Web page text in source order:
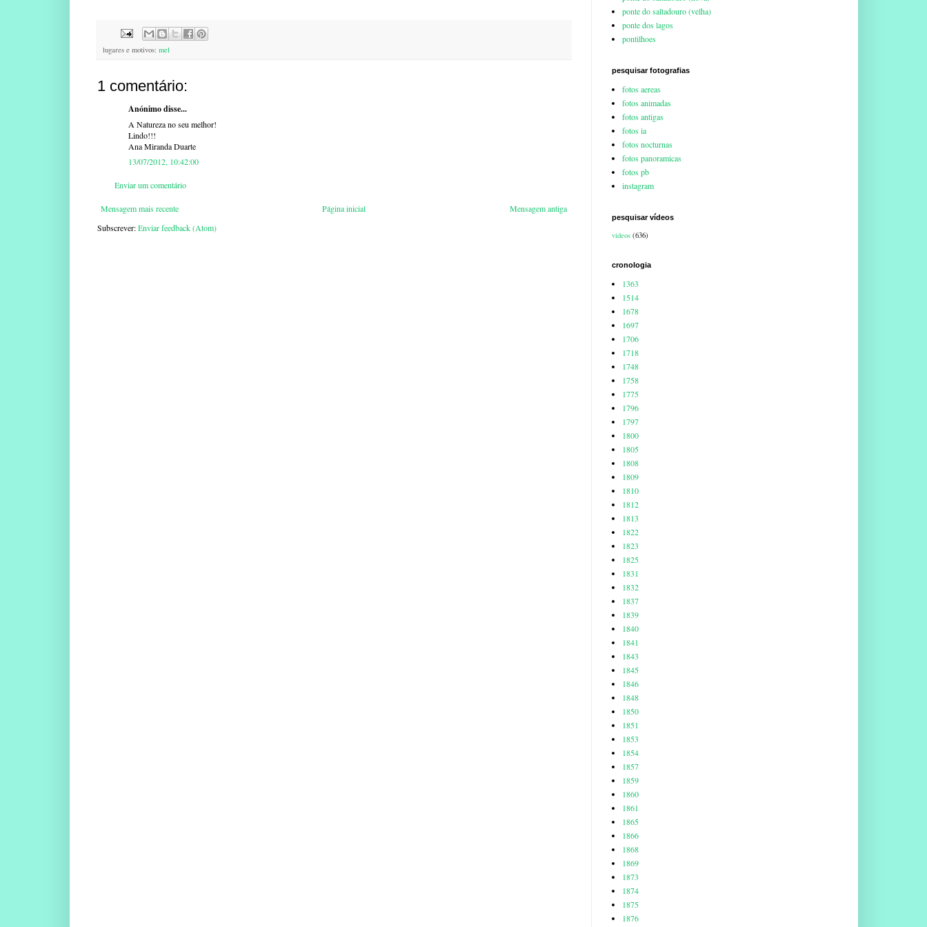
lugares e motivos: mel
1 comentário:
Anónimo disse...
A Natureza no seu melhor!
Lindo!!!
Ana Miranda Duarte
13/07/2012, 10:42:00
Enviar um comentário
Mensagem mais recente Mensagem antiga
Página inicial
Subscrever:Enviar feedback (Atom)
ponte do saltadouro (velha)
ponte dos lagos
pontilhoes
pesquisar fotografias
fotos aereas
fotos animadas
fotos antigas
fotos ia
fotos nocturnas
fotos panoramicas
fotos pb
instagram
pesquisar vídeos
videos (636)
cronologia
1363
1514
1678
1697
1706
1718
1748
1758
1775
1796
1797
1800
1805
1808
1809
1810
1812
1813
1822
1823
1825
1831
1832
1837
1839
1840
1841
1843
1845
1846
1848
1850
1851
1853
1854
1857
1859
1860
1861
1865
1866
1868
1869
1873
1874
1875
1876